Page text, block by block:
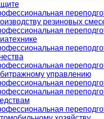
резиновых
управлению